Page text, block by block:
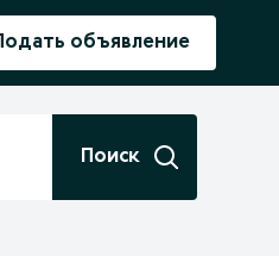
Подать объявление
Поиск